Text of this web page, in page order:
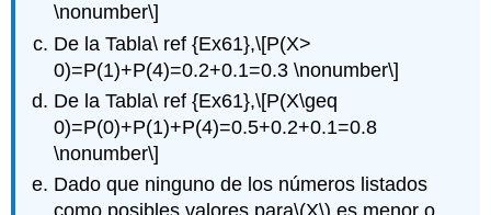
\nonumber\]
De la Tabla\ ref {Ex61},\[P(X>
0)=P(1)+P(4)=0.2+0.1=0.3 \nonumber\]
De la Tabla\ ref {Ex61},\[P(X\geq
0)=P(0)+P(1)+P(4)=0.5+0.2+0.1=0.8
\nonumber\]
Dado que ninguno de los números listados